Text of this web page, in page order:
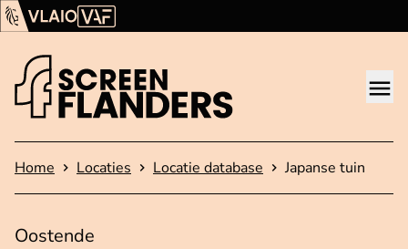
Ga verder naar de inhoud
Vlaams Audiovisueel Fonds (VAF)
Startpagina
Home Locaties Locatie database Japanse tuin
Oostende